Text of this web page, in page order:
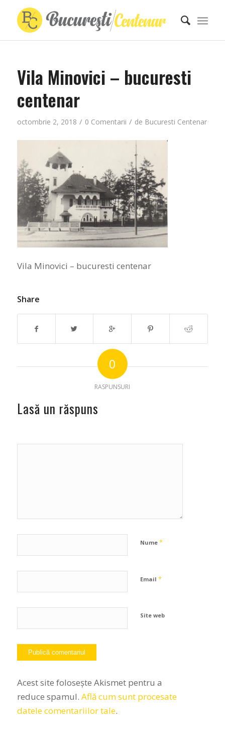
Vila Minovici – bucuresti
centenar
octombrie 2, 2018 / 0 Comentarii / de Bucuresti Centenar
Vila Minovici – bucuresti centenar
Share
0
RASPUNSURI
Lasă un răspuns
Nume *
Email *
Site web
Acest site folosește Akismet pentru a
reduce spamul. Află cum sunt procesate
datele comentariilor tale.